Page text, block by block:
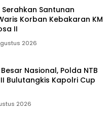
Santunan
Korban Kebakaran KM
II
2026
Nasional, Polda NTB
Bulutangkis Kapolri Cup
2026